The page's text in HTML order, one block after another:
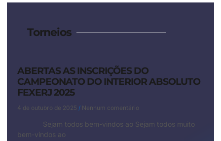
Torneios
ABERTAS AS INSCRIÇÕES DO
CAMPEONATO DO INTERIOR ABSOLUTO
FEXERJ 2025
4 de outubro de 2025 Nenhum comentário
Sejam todos bem-vindos ao Sejam todos muito
bem-vindos ao